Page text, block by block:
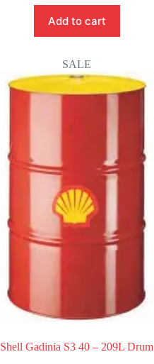
Add to cart
SALE
Shell Gadinia S3 40 – 209L Drum